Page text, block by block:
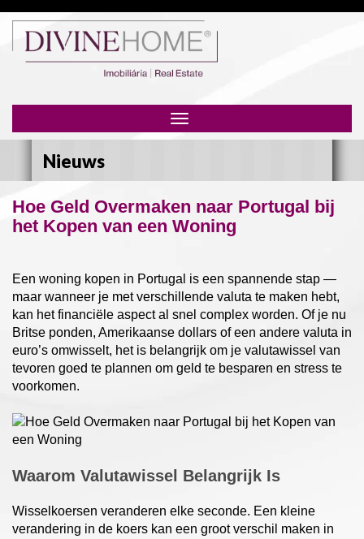
navigation
Nieuws
Hoe Geld Overmaken naar Portugal bij
het Kopen van een Woning
Een woning kopen in Portugal is een spannende stap —
maar wanneer je met verschillende valuta te maken hebt,
kan het financiële aspect al snel complex worden. Of je nu
Britse ponden, Amerikaanse dollars of een andere valuta in
euro’s omwisselt, het is belangrijk om je valutawissel van
tevoren goed te plannen om geld te besparen en stress te
voorkomen.
Waarom Valutawissel Belangrijk Is
Wisselkoersen veranderen elke seconde. Een kleine
verandering in de koers kan een groot verschil maken in